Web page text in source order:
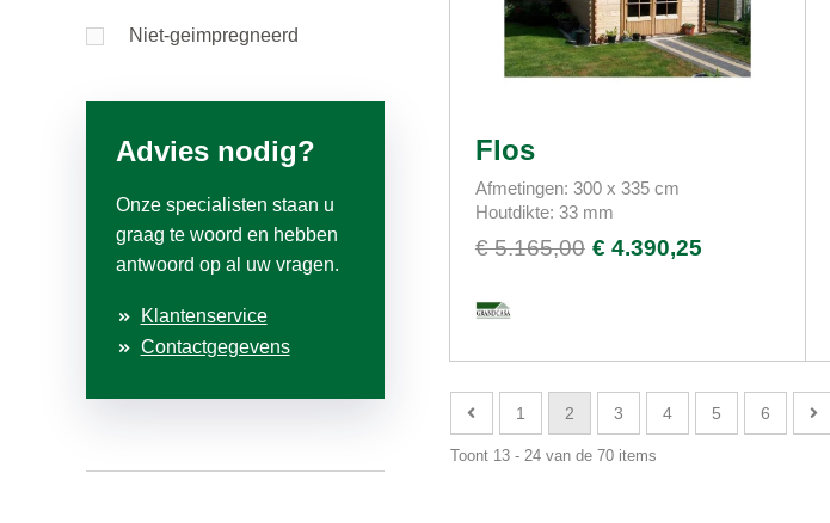
Niet-geimpregneerd
Advies nodig?
Onze specialisten staan u
graag te woord en hebben
antwoord op al uw vragen.
Klantenservice
Contactgegevens
Flos
Afmetingen: 300 x 335 cm
Houtdikte: 33 mm
€ 5.165,00 € 4.390,25
1 2 3 4 5 6
Toont 13 - 24 van de 70 items